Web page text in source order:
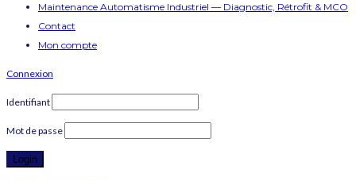
Maintenance Automatisme Industriel — Diagnostic, Rétrofit & MCO
Contact
Mon compte
Connexion
Identifiant
Mot de passe